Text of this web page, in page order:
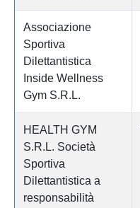
Associazione
Sportiva
Dilettantistica
Inside Wellness
Gym S.R.L.
HEALTH GYM
S.R.L. Società
Sportiva
Dilettantistica a
responsabilità